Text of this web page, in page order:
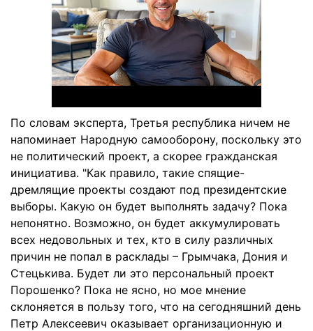
По словам эксперта, Третья республика ничем не
напоминает Народную самооборону, поскольку это
не политический проект, а скорее гражданская
инициатива. "Как правило, такие спящие-
дремлящие проекты создают под президентские
выборы. Какую он будет выполнять задачу? Пока
непонятно. Возможно, он будет аккумулировать
всех недовольных и тех, кто в силу различных
причин не попал в расклады – Грымчака, Дония и
Стецькива. Будет ли это персональный проект
Порошенко? Пока не ясно, но мое мнение
склоняется в пользу того, что на сегодняшний день
Петр Алексеевич оказывает организационную и